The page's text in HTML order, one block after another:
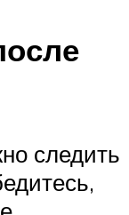
следить